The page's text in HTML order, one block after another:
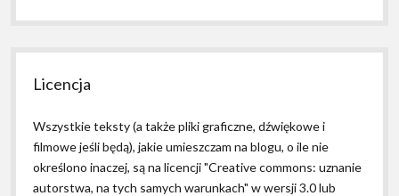
Licencja
Wszystkie teksty (a także pliki graficzne, dźwiękowe i
filmowe jeśli będą), jakie umieszczam na blogu, o ile nie
określono inaczej, są na licencji "Creative commons: uznanie
autorstwa, na tych samych warunkach" w wersji 3.0 lub